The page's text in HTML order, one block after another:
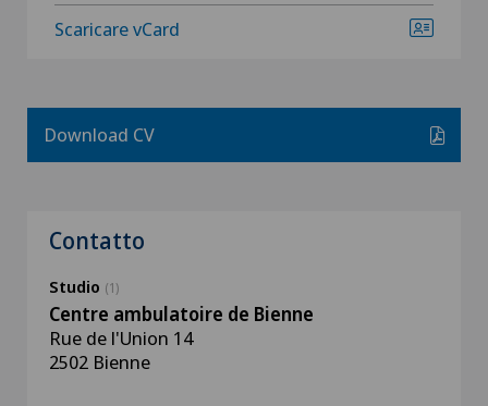
Scaricare vCard
Download CV
Contatto
Studio (1)
Centre ambulatoire de Bienne
Rue de l'Union 14
2502 Bienne